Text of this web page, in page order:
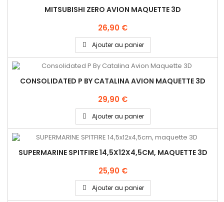
MITSUBISHI ZERO AVION MAQUETTE 3D
26,90 €
Ajouter au panier
CONSOLIDATED P BY CATALINA AVION MAQUETTE 3D
29,90 €
Ajouter au panier
SUPERMARINE SPITFIRE 14,5X12X4,5CM, MAQUETTE 3D
25,90 €
Ajouter au panier